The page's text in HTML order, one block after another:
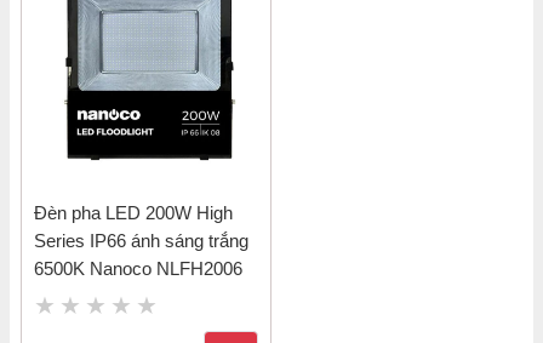
Đèn pha LED 200W High
Series IP66 ánh sáng trắng
6500K Nanoco NLFH2006